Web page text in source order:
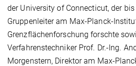
der University of Connecticut, der
Gruppenleiter am Max-Planck-
Grenzflächenforschung forschte
Verfahrenstechniker Prof. Dr.-Ing.
Morgenstern, Direktor am Max-